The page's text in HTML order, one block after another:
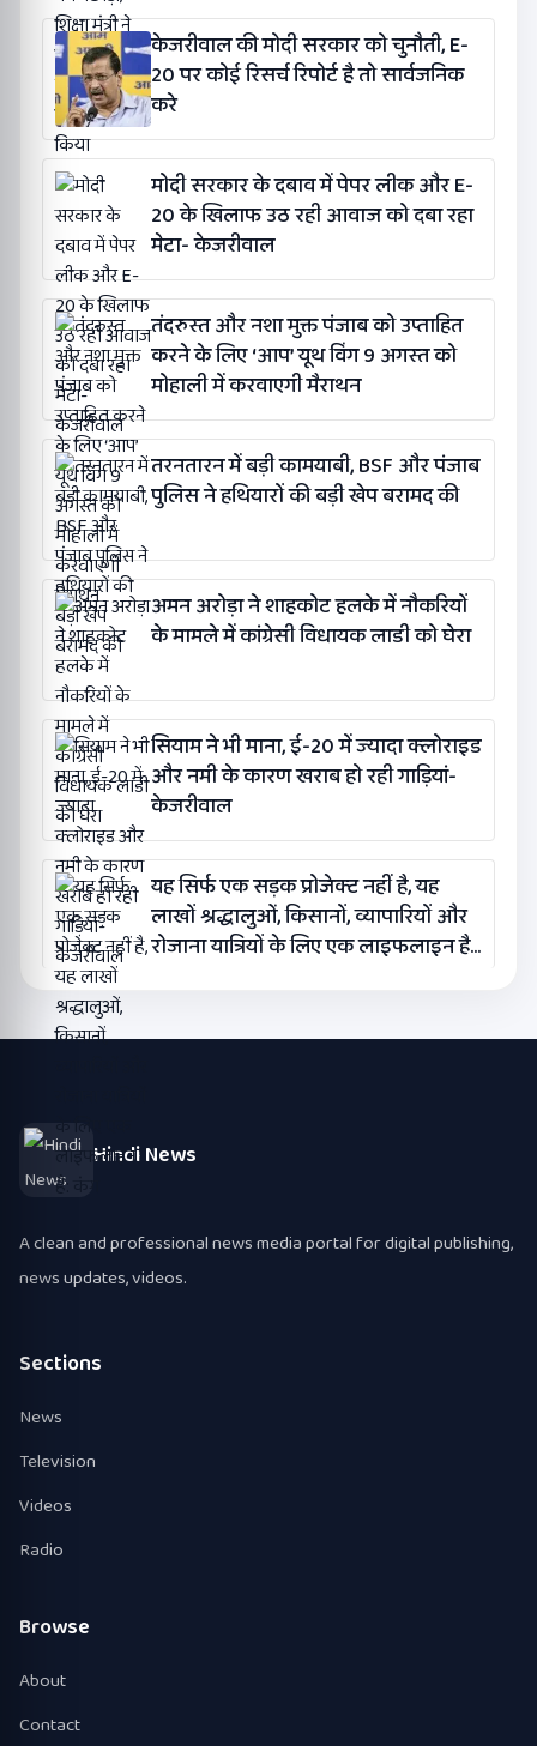
केजरीवाल की मोदी सरकार को चुनौती, E-
20 पर कोई रिसर्च रिपोर्ट है तो सार्वजनिक
करे
मोदी सरकार के दबाव में पेपर लीक और E-
20 के खिलाफ उठ रही आवाज को दबा रहा
मेटा- केजरीवाल
तंदरुस्त और नशा मुक्त पंजाब को उप्ताहित
करने के लिए ‘आप’ यूथ विंग 9 अगस्त को
मोहाली में करवाएगी मैराथन
तरनतारन में बड़ी कामयाबी, BSF और पंजाब
पुलिस ने हथियारों की बड़ी खेप बरामद की
अमन अरोड़ा ने शाहकोट हलके में नौकरियों
के मामले में कांग्रेसी विधायक लाडी को घेरा
सियाम ने भी माना, ई-20 में ज्यादा क्लोराइड
और नमी के कारण खराब हो रही गाड़ियां-
केजरीवाल
यह सिर्फ एक सड़क प्रोजेक्ट नहीं है, यह
लाखों श्रद्धालुओं, किसानों, व्यापारियों और
रोजाना यात्रियों के लिए एक लाइफलाइन है:
Hindi News
A clean and professional news media portal for digital publishing,
news updates, videos.
Sections
News
Television
Videos
Radio
Browse
About
Contact